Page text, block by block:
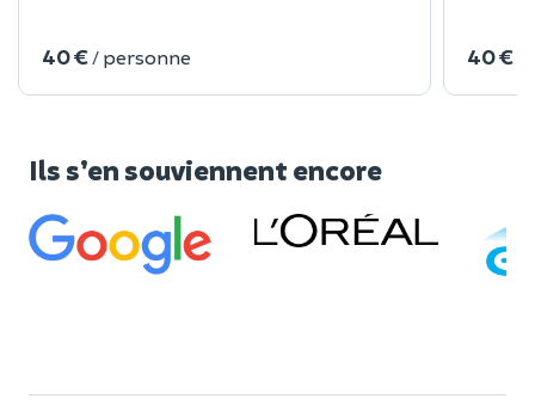
40 € / personne 40 €
Ils s’en souviennent encore